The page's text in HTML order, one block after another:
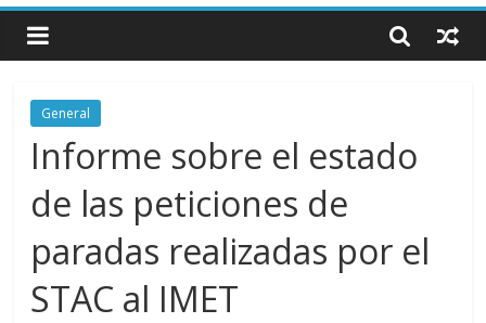
General
Informe sobre el estado
de las peticiones de
paradas realizadas por el
STAC al IMET